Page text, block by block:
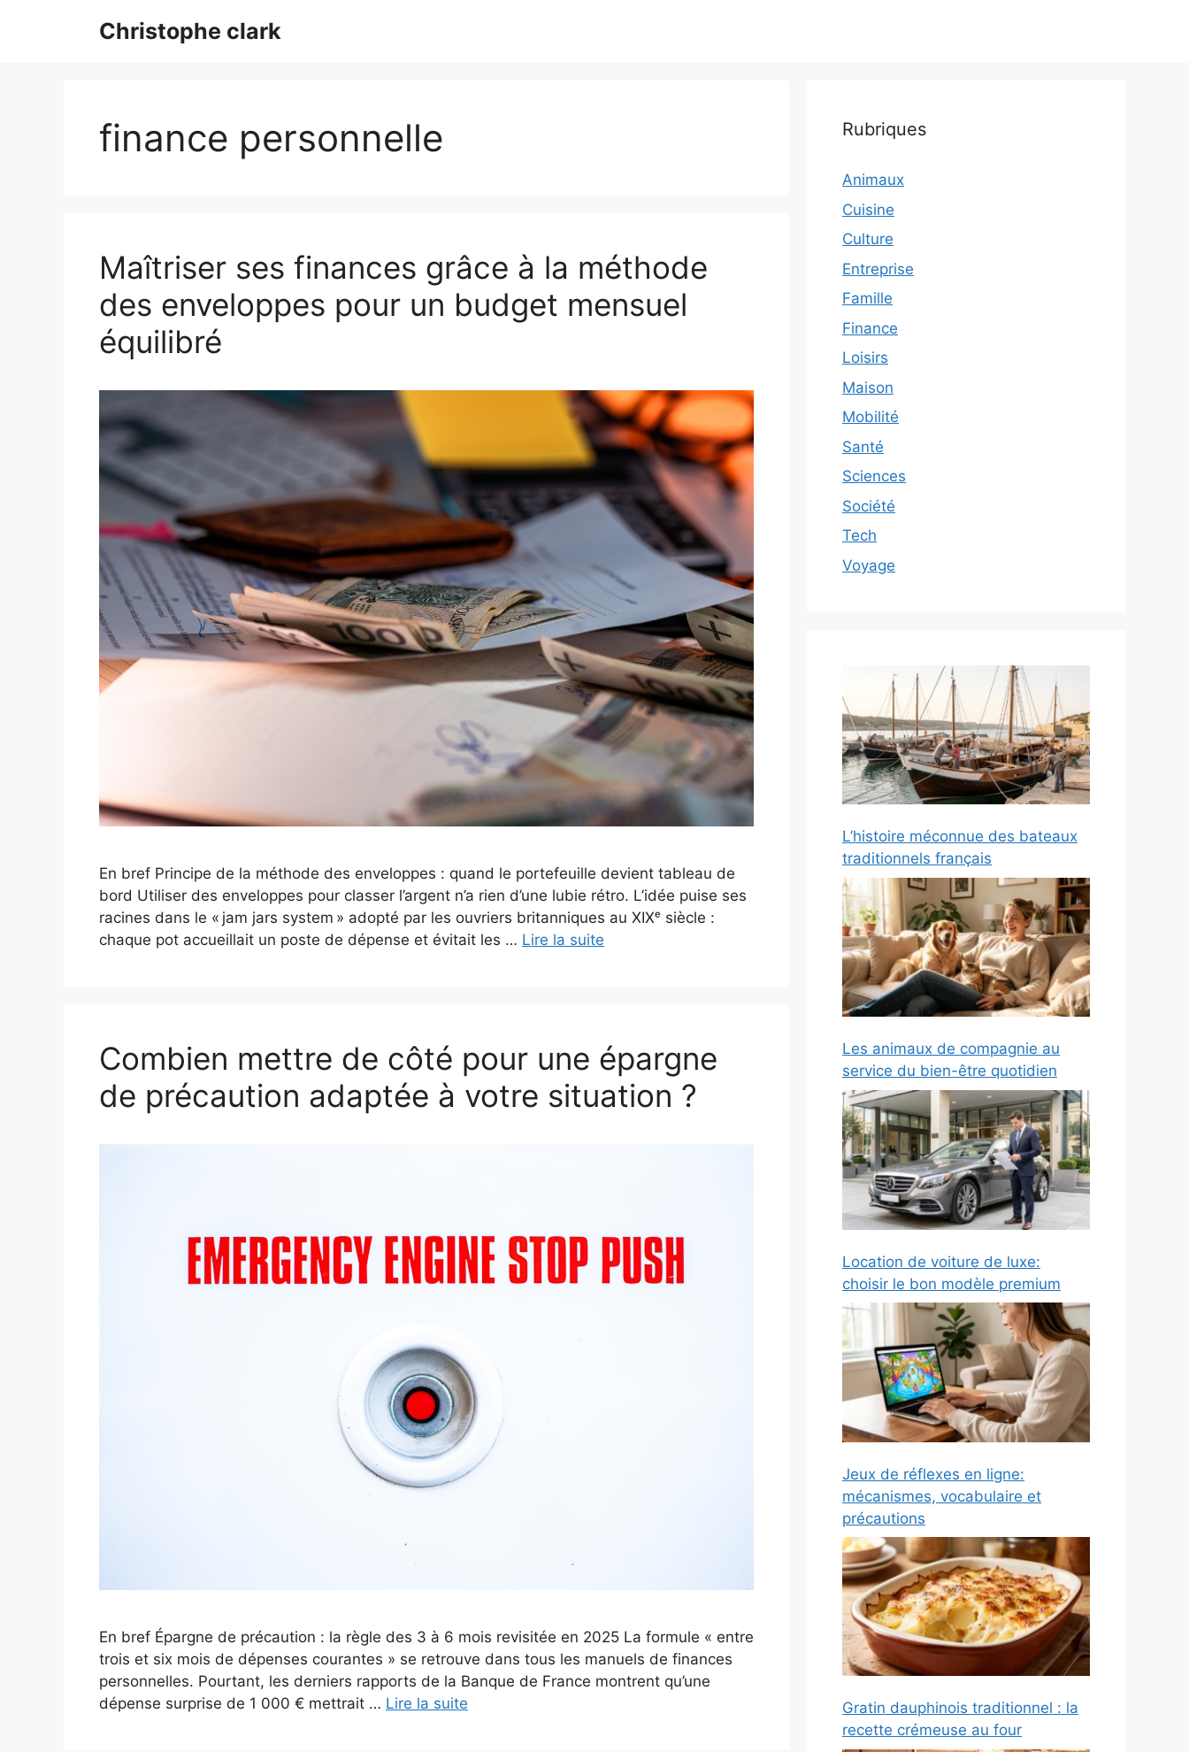
Christophe clark
finance personnelle
Maîtriser ses finances grâce à la méthode
des enveloppes pour un budget mensuel
équilibré
En bref Principe de la méthode des enveloppes : quand le portefeuille devient tableau de
bord Utiliser des enveloppes pour classer l’argent n’a rien d’une lubie rétro. L’idée puise ses
racines dans le « jam jars system » adopté par les ouvriers britanniques au XIXᵉ siècle :
chaque pot accueillait un poste de dépense et évitait les … Lire la suite
Combien mettre de côté pour une épargne
de précaution adaptée à votre situation ?
En bref Épargne de précaution : la règle des 3 à 6 mois revisitée en 2025 La formule « entre
trois et six mois de dépenses courantes » se retrouve dans tous les manuels de finances
personnelles. Pourtant, les derniers rapports de la Banque de France montrent qu’une
dépense surprise de 1 000 € mettrait … Lire la suite
Rubriques
Animaux
Cuisine
Culture
Entreprise
Famille
Finance
Loisirs
Maison
Mobilité
Santé
Sciences
Société
Tech
Voyage
L’histoire méconnue des bateaux
traditionnels français
Les animaux de compagnie au
service du bien-être quotidien
Location de voiture de luxe:
choisir le bon modèle premium
Jeux de réflexes en ligne:
mécanismes, vocabulaire et
précautions
Gratin dauphinois traditionnel : la
recette crémeuse au four